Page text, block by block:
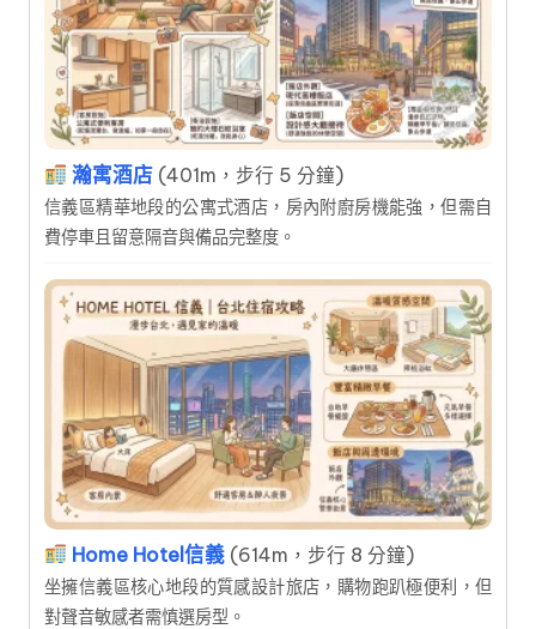
瀚寓酒店 (401m，步行 5 分鐘)
信義區精華地段的公寓式酒店，房內附廚房機能強，但需自
費停車且留意隔音與備品完整度。
Home Hotel信義 (614m，步行 8 分鐘)
坐擁信義區核心地段的質感設計旅店，購物跑趴極便利，但
對聲音敏感者需慎選房型。